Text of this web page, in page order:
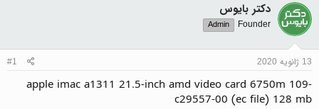
دکتر بایوس
Founder
Admin
13 ژانویه 2020 #1
apple imac a1311 21.5-inch amd video card 6750m 109-
c29557-00 (ec file) 128 mb